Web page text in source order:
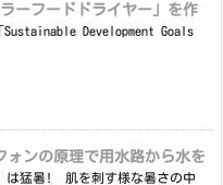
ーフードドライヤー」を作
Sustainable Development Goals
ォンの原理で用水路から水を
は猛暑! 肌を刺す様な暑さの中